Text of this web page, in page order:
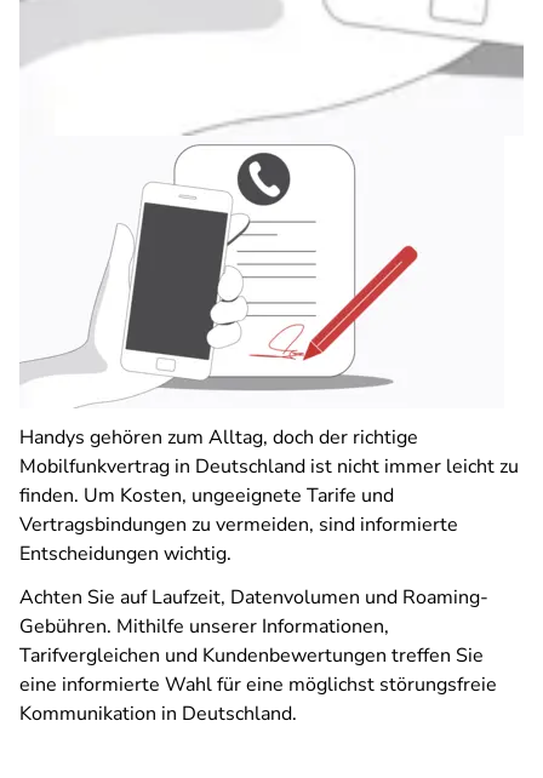
Handys gehören zum Alltag, doch der richtige
Mobilfunkvertrag in Deutschland ist nicht immer leicht zu
finden. Um Kosten, ungeeignete Tarife und
Vertragsbindungen zu vermeiden, sind informierte
Entscheidungen wichtig.
Achten Sie auf Laufzeit, Datenvolumen und Roaming-
Gebühren. Mithilfe unserer Informationen,
Tarifvergleichen und Kundenbewertungen treffen Sie
eine informierte Wahl für eine möglichst störungsfreie
Kommunikation in Deutschland.